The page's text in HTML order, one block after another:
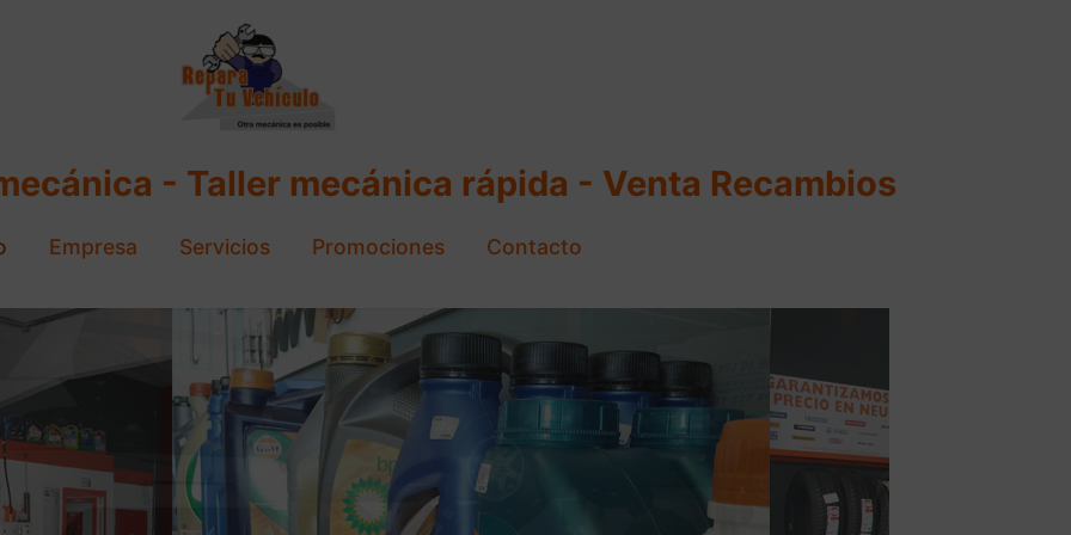
- Taller mecánica rápida - Venta Recambios
Empresa Servicios Promociones Contacto